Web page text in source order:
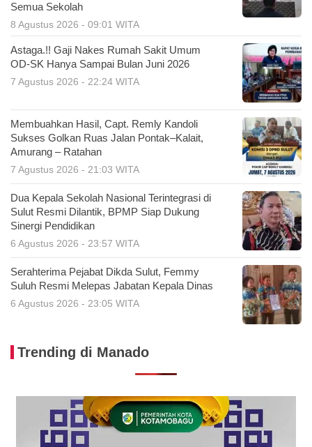
Semua Sekolah
8 Agustus 2026 - 09:01 WITA
Astaga.!! Gaji Nakes Rumah Sakit Umum
OD-SK Hanya Sampai Bulan Juni 2026
7 Agustus 2026 - 22:24 WITA
Membuahkan Hasil, Capt. Remly Kandoli
Sukses Golkan Ruas Jalan Pontak–Kalait,
Amurang – Ratahan
7 Agustus 2026 - 21:03 WITA
Dua Kepala Sekolah Nasional Terintegrasi di
Sulut Resmi Dilantik, BPMP Siap Dukung
Sinergi Pendidikan
6 Agustus 2026 - 23:57 WITA
Serahterima Pejabat Dikda Sulut, Femmy
Suluh Resmi Melepas Jabatan Kepala Dinas
6 Agustus 2026 - 23:05 WITA
Trending di Manado